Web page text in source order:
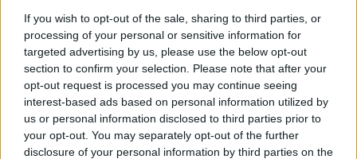
If you wish to opt-out of the sale, sharing to third parties, or
processing of your personal or sensitive information for
targeted advertising by us, please use the below opt-out
section to confirm your selection. Please note that after your
opt-out request is processed you may continue seeing
interest-based ads based on personal information utilized by
us or personal information disclosed to third parties prior to
your opt-out. You may separately opt-out of the further
disclosure of your personal information by third parties on the